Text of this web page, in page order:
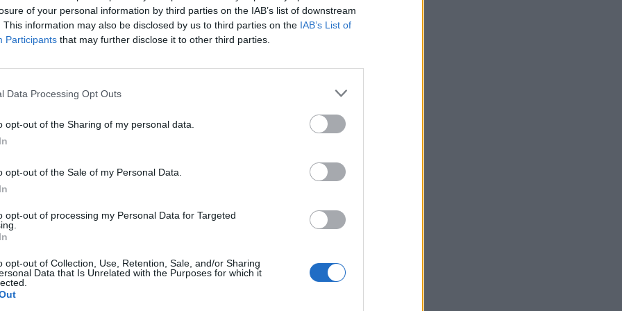
of your personal information by third parties on the IAB’s list of downstream
This information may also be disclosed by us to third parties on the IAB’s List of
Participants that may further disclose it to other third parties.
Data Processing Opt Outs
opt-out of the Sharing of my personal data.
opt-out of the Sale of my Personal Data.
opt-out of processing my Personal Data for Targeted
opt-out of Collection, Use, Retention, Sale, and/or Sharing
Data that Is Unrelated with the Purposes for which it
kezdete óta.
óceán trópusi felszíni vizeinek lehűlését okozza, ellentétben az El Ninóval, amely
közeli területének erős felmelegedésével jár. Idén júniusban Észak-Szibéria nagy
is jóval az ilyenkor...
portfolio.hu hírarchívumához tartozik, melynek olvasása előfizetéses
tartalmazza:
cikkarchívum
elmúlt 2 év napon belüli
Előfizetés